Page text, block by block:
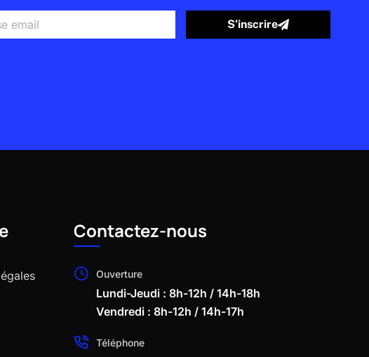
S’inscrire
Contactez-nous
Ouverture
Lundi-Jeudi : 8h-12h / 14h-18h
Vendredi : 8h-12h / 14h-17h
Téléphone